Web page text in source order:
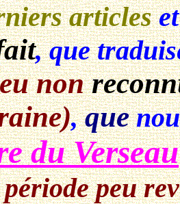
articles
, que
non
,que
du Verseau
peu